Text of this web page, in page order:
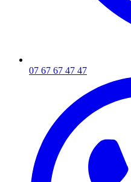
07 67 67 47 47